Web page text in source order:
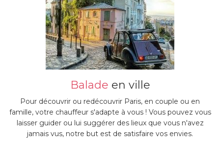
Balade en ville
Pour découvrir ou redécouvrir Paris, en couple ou en
famille, votre chauffeur s'adapte à vous ! Vous pouvez vous
laisser guider ou lui suggérer des lieux que vous n'avez
jamais vus, notre but est de satisfaire vos envies.